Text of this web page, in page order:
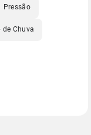
Pressão
Chuva